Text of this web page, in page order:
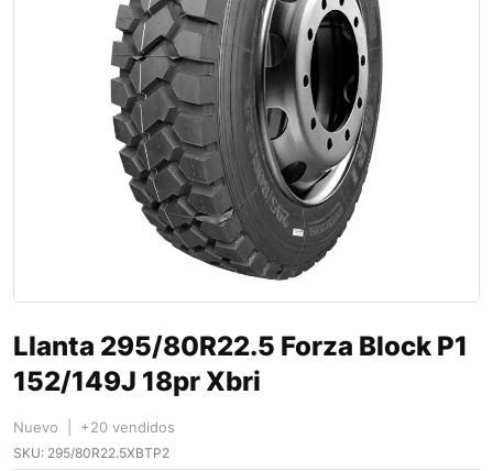
Llanta 295/80R22.5 Forza Block P1
152/149J 18pr Xbri
Nuevo | +20 vendidos
SKU: 295/80R22.5XBTP2